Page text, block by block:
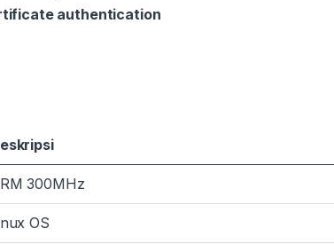
authentication
300MHz
OS